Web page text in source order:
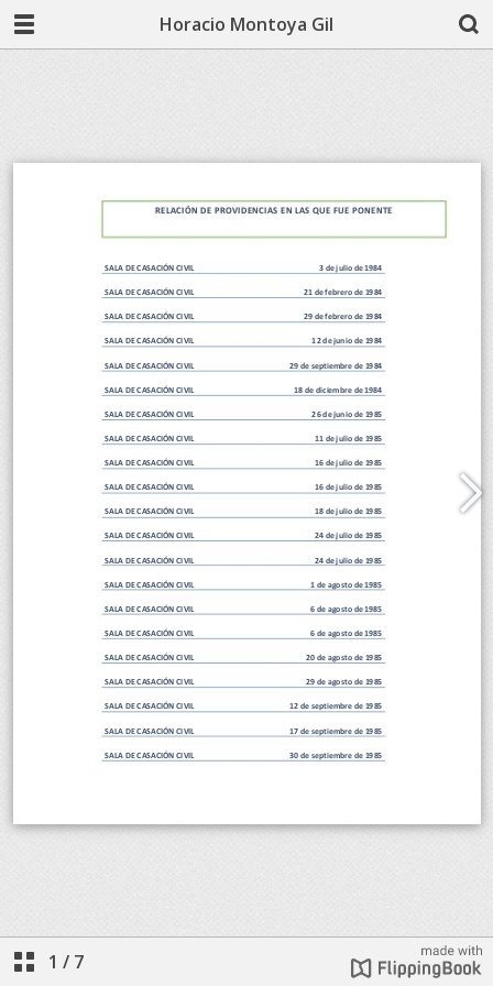
Horacio Montoya Gil
1 / 7